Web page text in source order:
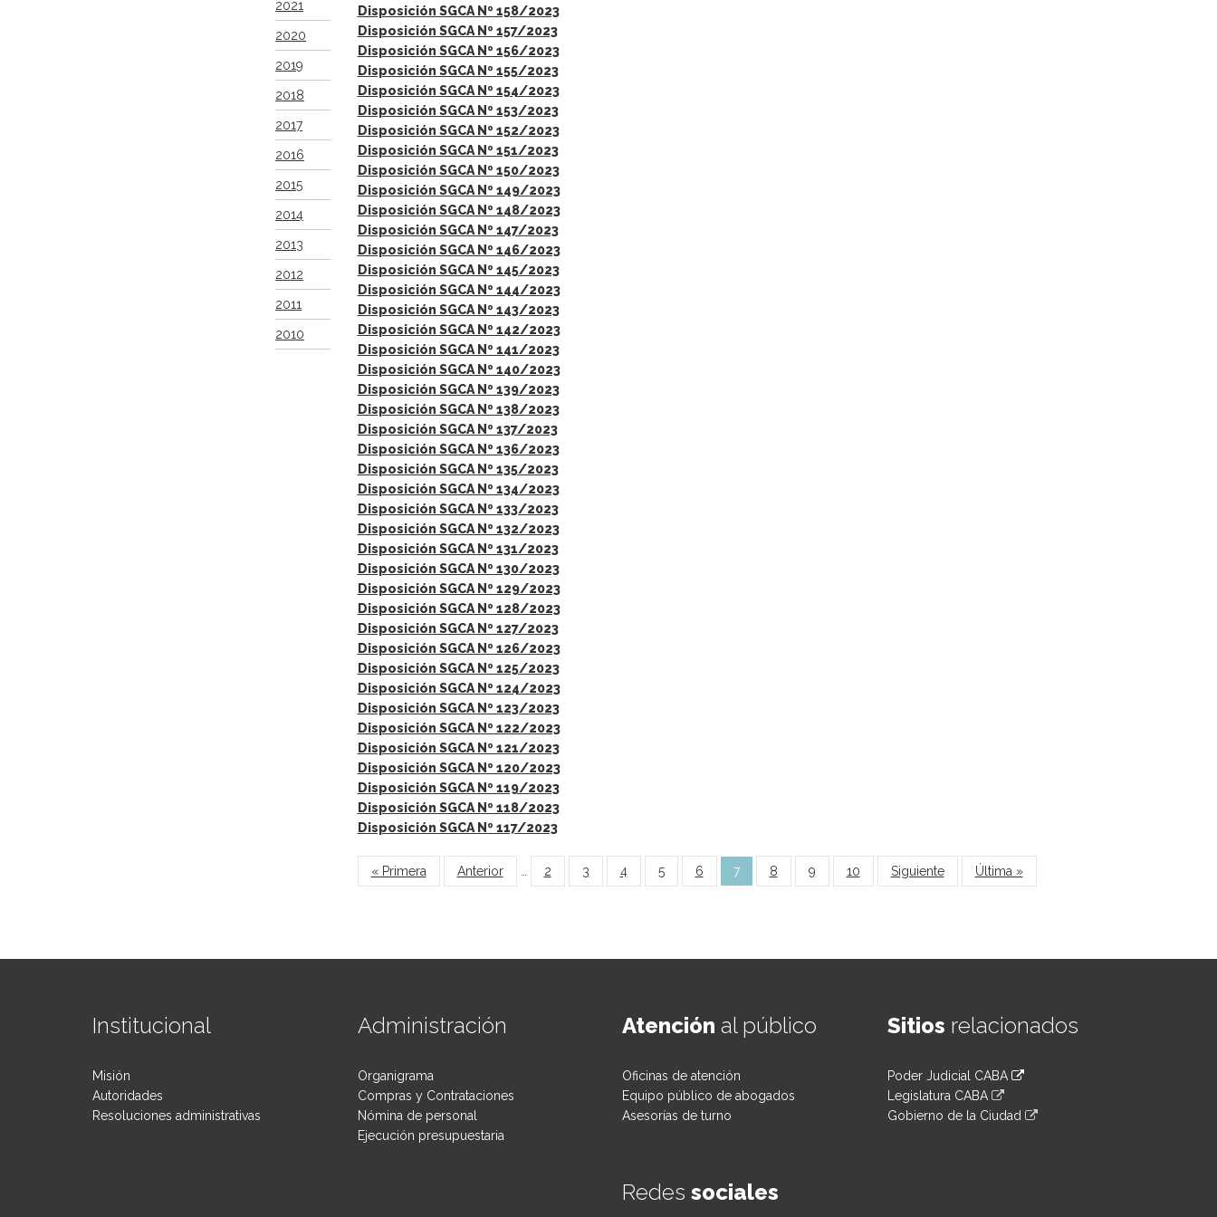
2021
2020
2019
2018
2017
2016
2015
2014
2013
2012
2011
2010
Disposición SGCA Nº 158/2023
Disposición SGCA Nº 157/2023
Disposición SGCA Nº 156/2023
Disposición SGCA Nº 155/2023
Disposición SGCA Nº 154/2023
Disposición SGCA Nº 153/2023
Disposición SGCA Nº 152/2023
Disposición SGCA Nº 151/2023
Disposición SGCA Nº 150/2023
Disposición SGCA Nº 149/2023
Disposición SGCA Nº 148/2023
Disposición SGCA Nº 147/2023
Disposición SGCA Nº 146/2023
Disposición SGCA Nº 145/2023
Disposición SGCA Nº 144/2023
Disposición SGCA Nº 143/2023
Disposición SGCA Nº 142/2023
Disposición SGCA Nº 141/2023
Disposición SGCA Nº 140/2023
Disposición SGCA Nº 139/2023
Disposición SGCA Nº 138/2023
Disposición SGCA Nº 137/2023
Disposición SGCA Nº 136/2023
Disposición SGCA Nº 135/2023
Disposición SGCA Nº 134/2023
Disposición SGCA Nº 133/2023
Disposición SGCA Nº 132/2023
Disposición SGCA Nº 131/2023
Disposición SGCA Nº 130/2023
Disposición SGCA Nº 129/2023
Disposición SGCA Nº 128/2023
Disposición SGCA Nº 127/2023
Disposición SGCA Nº 126/2023
Disposición SGCA Nº 125/2023
Disposición SGCA Nº 124/2023
Disposición SGCA Nº 123/2023
Disposición SGCA Nº 122/2023
Disposición SGCA Nº 121/2023
Disposición SGCA Nº 120/2023
Disposición SGCA Nº 119/2023
Disposición SGCA Nº 118/2023
Disposición SGCA Nº 117/2023
Páginas
« Primera Anterior 2 3 4 5 6 7 8 9 10 Siguiente Última »
Institucional
Misión
Autoridades
Resoluciones administrativas
Administración
Organigrama
Compras y Contrataciones
Nómina de personal
Ejecución presupuestaria
Atención al público
Oficinas de atención
Equipo público de abogados
Asesorías de turno
Redes sociales
Sitios relacionados
Poder Judicial CABA
Legislatura CABA
Gobierno de la Ciudad